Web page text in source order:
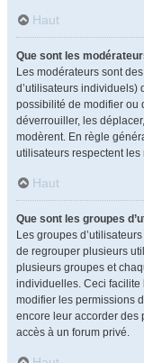
Haut
Que sont les
Les modérateurs sont
d’utilisateurs individuels)
possibilité de modifier ou
déverrouiller, les
modèrent. En règle
utilisateurs respectent
Haut
Que sont les groupes
Les groupes
de regrouper plusieurs
plusieurs groupes et
individuelles. Ceci facilite
modifier les permissions
encore leur accorder des
accès à un forum privé.